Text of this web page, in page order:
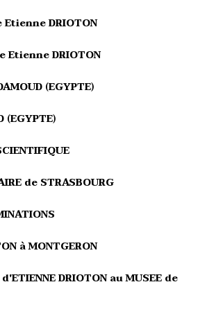
Etienne DRIOTON
Etienne DRIOTON
(EGYPTE)
(EGYPTE)
de STRASBOURG
à MONTGERON
DRIOTON au MUSEE de